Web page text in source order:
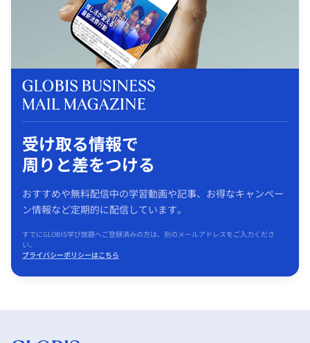
受け取る情報で
周りと差をつける
おすすめや無料配信中の学習動画や記事、お得なキャンペー
ン情報など定期的に配信しています。
すでにGLOBIS学び放題へご登録済みの方は、別のメールアドレスをご入力くださ
い。
プライバシーポリシーはこちら